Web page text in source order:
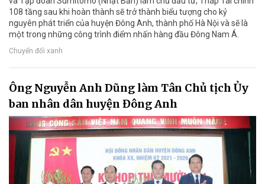
108 tầng sau khi hoàn thành sẽ trở thành biểu tượng cho kỷ
nguyên phát triển của huyện Đông Anh, thành phố Hà Nội và sẽ là
một trong những công trình điểm nhấn hàng đầu Đông Nam Á.
Chuyển đổi xanh
Ông Nguyễn Anh Dũng làm Tân Chủ tịch Ủy
ban nhân dân huyện Đông Anh